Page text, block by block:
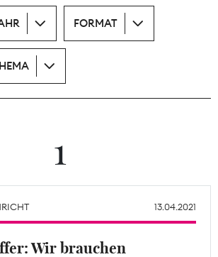
Pressefreiheit
Print
Recht
Theodor-Wolff-Preis
Wächterpreis
FORMAT
1
13.04.2021
Wir brauchen